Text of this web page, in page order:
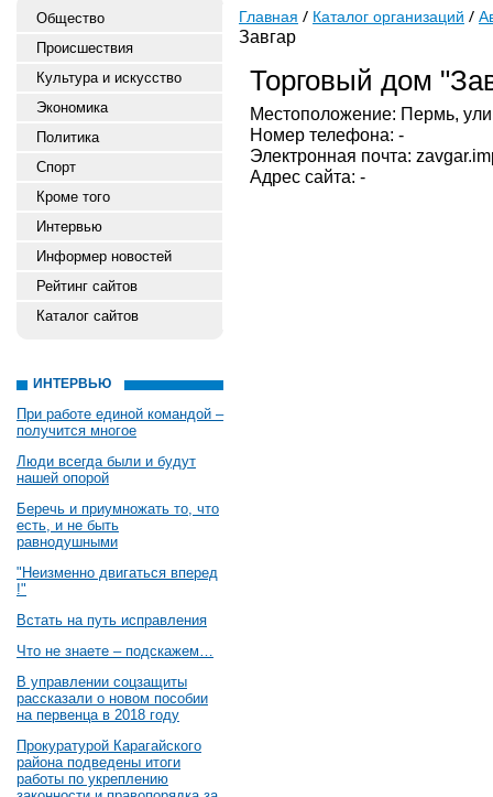
Общество
Происшествия
Культура и искусство
Экономика
Политика
Спорт
Кроме того
Интервью
Информер новостей
Рейтинг сайтов
Каталог сайтов
ИНТЕРВЬЮ
При работе единой командой –
получится многое
Люди всегда были и будут
нашей опорой
Беречь и приумножать то, что
есть, и не быть
равнодушными
"Неизменно двигаться вперед
!"
Встать на путь исправления
Что не знаете – подскажем…
В управлении соцзащиты
рассказали о новом пособии
на первенца в 2018 году
Прокуратурой Карагайского
района подведены итоги
работы по укреплению
Главная Каталог организаций
Завгар
Торговый дом
Местоположение: Пермь,
Номер телефона: -
Электронная почта:
Адрес сайта: -